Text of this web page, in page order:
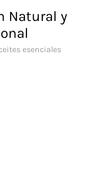
Natural y
esenciales